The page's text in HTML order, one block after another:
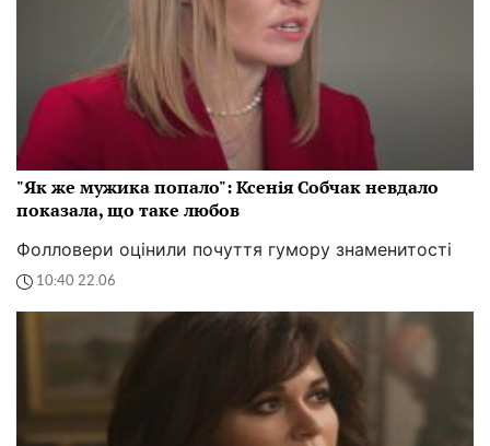
"Як же мужика попало": Ксенія Собчак невдало
показала, що таке любов
Фолловери оцінили почуття гумору знаменитості
10:40 22.06